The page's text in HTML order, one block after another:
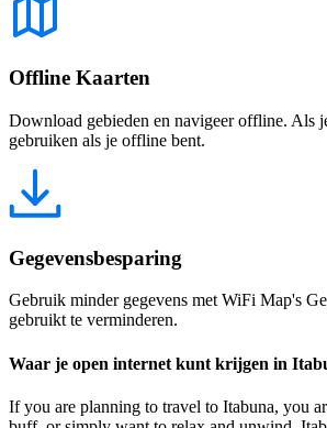
Offline Kaarten
Download gebieden en navigeer offline. Als
gebruiken als je offline bent.
Gegevensbesparing
Gebruik minder gegevens met WiFi Map's
gebruikt te verminderen.
Waar je open internet kunt krijgen in
If you are planning to travel to Itabuna, you